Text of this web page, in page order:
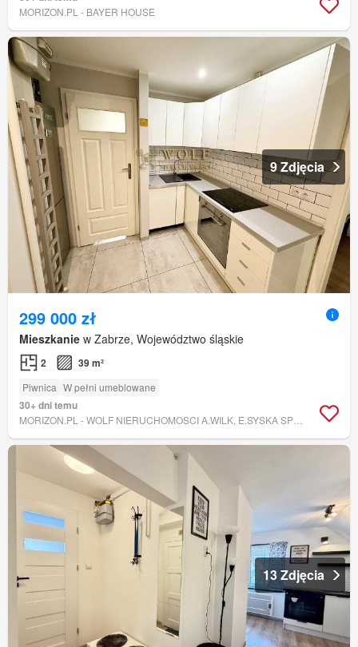
MORIZON.PL - BAYER HOUSE
9 Zdjęcia
299 000 zł
Mieszkanie w Zabrze, Województwo śląskie
2 39 m²
Piwnica W pełni umeblowane
30+ dni temu
13 Zdjęcia